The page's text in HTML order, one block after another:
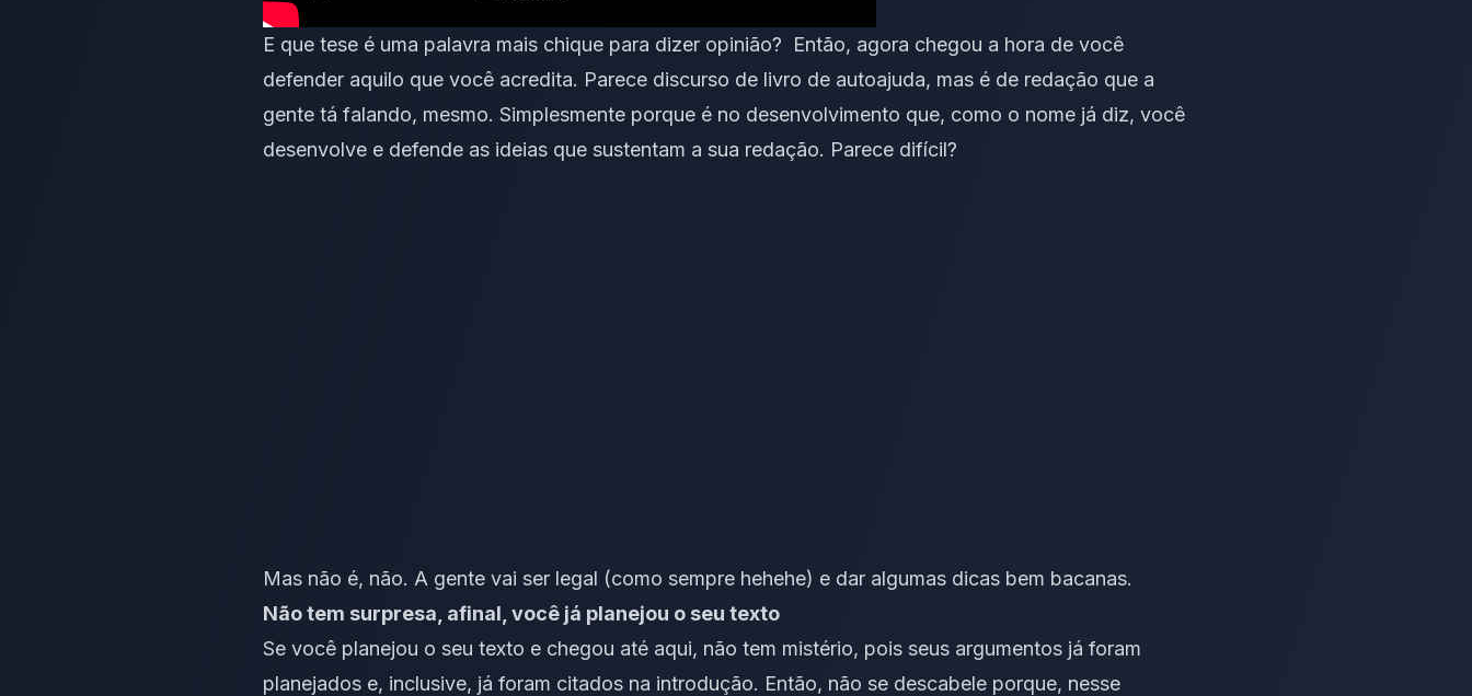
E que tese é uma palavra mais chique para dizer opinião? Então, agora chegou a hora de você
defender aquilo que você acredita. Parece discurso de livro de autoajuda, mas é de redação que a
gente tá falando, mesmo. Simplesmente porque é no desenvolvimento que, como o nome já diz, você
desenvolve e defende as ideias que sustentam a sua redação. Parece difícil?
Mas não é, não. A gente vai ser legal (como sempre hehehe) e dar algumas dicas bem bacanas.
Não tem surpresa, afinal, você já planejou o seu texto
Se você planejou o seu texto e chegou até aqui, não tem mistério, pois seus argumentos já foram
planejados e, inclusive, já foram citados na introdução. Então, não se descabele porque, nesse